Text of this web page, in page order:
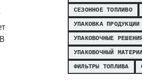
СЕЗОННОЕ ТОПЛИВО
УПАКОВКА ПРОДУКЦИИ
УПАКОВОЧНЫЕ
УПАКОВОЧНЫЙ
ФИЛЬТРЫ ТОПЛИВА